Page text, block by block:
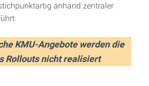
anhand zentraler
KMU-Angebote werden die
Rollouts nicht realisiert